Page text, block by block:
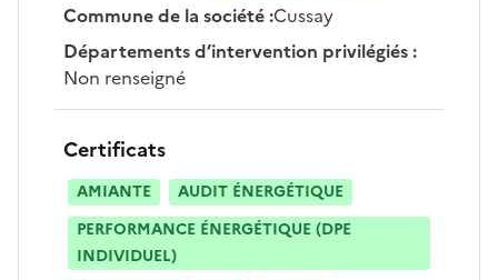
Commune de la société:Cussay
Départements d’intervention privilégiés:
Non renseigné
Certificats
AMIANTE
AUDIT ÉNERGÉTIQUE
PERFORMANCE ÉNERGÉTIQUE (DPE
INDIVIDUEL)